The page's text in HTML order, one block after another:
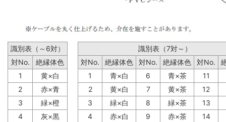
識別表（～6対）
対No.
絶縁体色
1
黄×白
2
赤×青
3
緑×橙
4
灰×黒
識別表（7対～）
対No.
絶縁体色 対No. 絶縁体色 対No.
1
青×白 6 青×茶 11
2
黄×白 7 黄×茶 12
3
緑×白 8 緑×茶 13
4
赤×白 9 赤×茶 14